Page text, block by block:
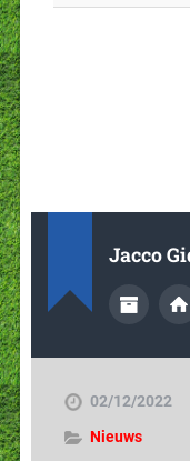
Jacco
02/12/2022
Nieuws